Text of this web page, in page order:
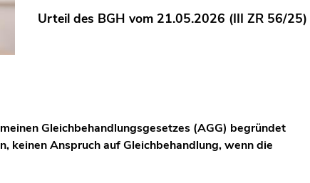
Urteil des BGH vom 21.05.2026 (III ZR 56/25)
Gleichbehandlungsgesetzes (AGG) begründet
keinen Anspruch auf Gleichbehandlung, wenn die